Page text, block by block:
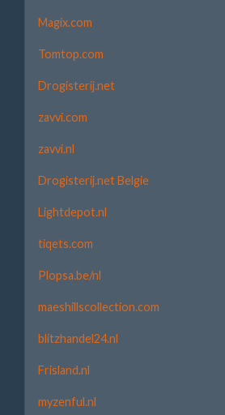
Magix.com
Tomtop.com
Drogisterij.net
zavvi.com
zavvi.nl
Drogisterij.net Belgie
Lightdepot.nl
tiqets.com
Plopsa.be/nl
maeshillscollection.com
blitzhandel24.nl
Frisland.nl
myzenful.nl